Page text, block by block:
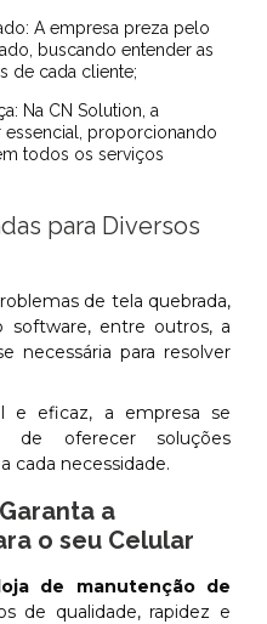
buscando entender as
de cada cliente;
essencial, proporcionando
todos os serviços
para Diversos
de tela quebrada,
software, entre outros, a
necessária para resolver
e eficaz, a empresa se
de oferecer soluções
cada necessidade.
a
o seu Celular
de manutenção de
de qualidade, rapidez e